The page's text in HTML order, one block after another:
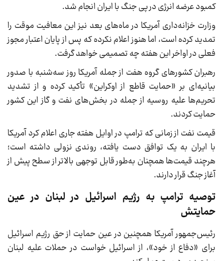
کمبود عرضه انرژی در پی جنگ با ایران انجام شد.
وزارت خزانه‌داری آمریکا در ماه‌های بعد نیز این معافیت موقت را
تمدید کرده است، اما هنوز اعلام نکرده که پس از پایان اعتبار مجوز
فعلی در اواخر این هفته چه تصمیمی خواهد گرفت.
رهبران کشورهای گروه هفت از جمله آمریکا روز سه‌شنبه با صدور
بیانیه‌ای بر «حمایت قاطع از اوکراین» تأکید کرده و از تشدید
تحریم‌ها علیه روسیه از جمله در بخش‌های نفت و گاز این کشور
حمایت کردند.
قیمت نفت از زمانی که ترامپ در اوایل هفته جاری اعلام کرد آمریکا
با ایران به یک توافق دست یافته، روندی نزولی داشته است؛
هرچند قیمت‌ها همچنان به‌طور قابل توجهی بالاتر از سطح پیش از
آغاز جنگ قرار دارند.
توصیه ترامپ به رژیم اسرائیل در لبنان در عین
حمایتش
رئیس‌جمهور آمریکا همچنین در عین حمایت از حق رژیم اسرائیل
برای «دفاع از خود»، از اسرائیل خواست در حملات علیه لبنان